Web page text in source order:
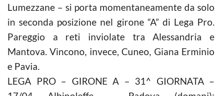
Lumezzane – si porta momentaneamente da solo
in seconda posizione nel girone “A” di Lega Pro.
Pareggio a reti inviolate tra Alessandria e
Mantova. Vincono, invece, Cuneo, Giana Erminio
e Pavia.
LEGA PRO – GIRONE A – 31^ GIORNATA –